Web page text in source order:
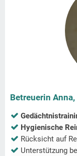
Betreuerin
Hygienische
Rücksicht auf
Unterstützung